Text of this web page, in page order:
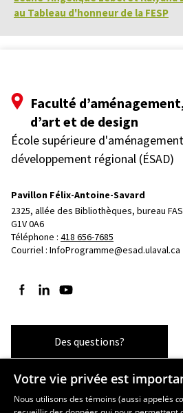
au Tableau d'honneur de la FESP
Faculté
d’art et de design
École supérieure
développement régional (ÉSAD)
Pavillon Félix-Antoine-Savard
2325, allée des Bibliothèques, bureau
G1V 0A6
Téléphone : 418 656-7685
Courriel : InfoProgramme@esad.ulaval.ca
Suivez-nous sur Facebook
Suivez-nous sur LinkedIn
Suivez-nous sur YouTube
Des questions?
Les écoles et la recherche
Votre vie privée est
Nous utilisons des témoins (aussi appelés